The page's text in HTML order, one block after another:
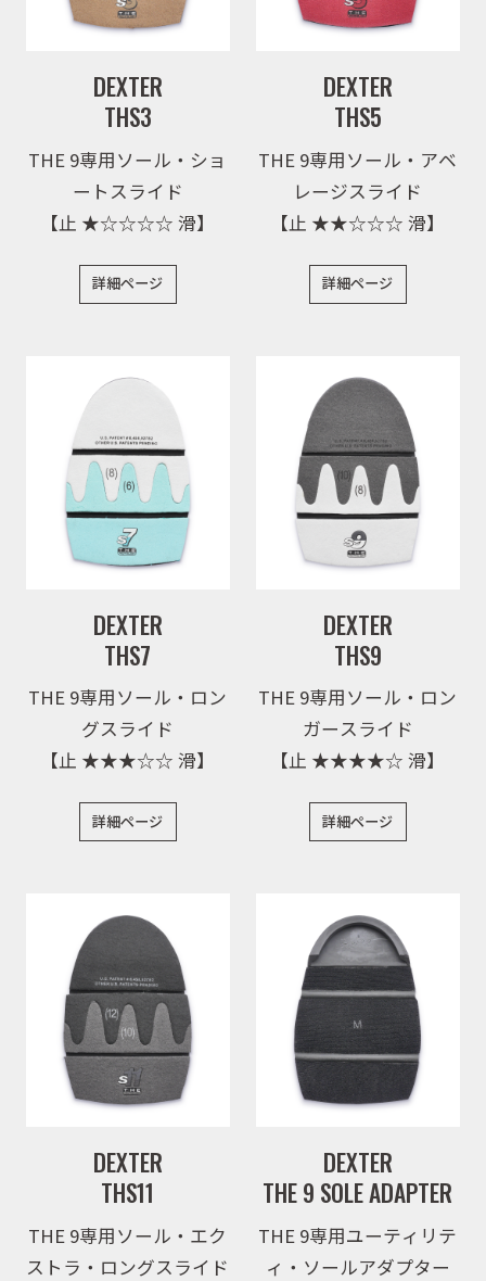
DEXTER
THS3
THE 9専用ソール・ショ
ートスライド
【止 ★☆☆☆☆ 滑】
詳細ページ
DEXTER
THS5
THE 9専用ソール・アベ
レージスライド
【止 ★★☆☆☆ 滑】
詳細ページ
DEXTER
THS7
THE 9専用ソール・ロン
グスライド
【止 ★★★☆☆ 滑】
詳細ページ
DEXTER
THS9
THE 9専用ソール・ロン
ガースライド
【止 ★★★★☆ 滑】
詳細ページ
DEXTER
THS11
THE 9専用ソール・エク
ストラ・ロングスライド
DEXTER
THE 9 SOLE ADAPTER
THE 9専用ユーティリテ
ィ・ソールアダプター